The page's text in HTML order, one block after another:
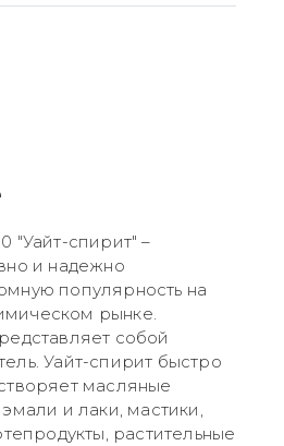
"Уайт-спирит" –
и надежно
популярность на
рынке.
собой
Уайт-спирит быстро
масляные
и лаки, мастики,
растительные